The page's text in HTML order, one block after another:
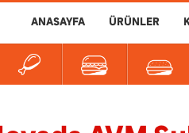
ANASAYFA ÜRÜNLER
Soslar